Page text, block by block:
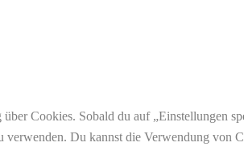
Cookies. Sobald du auf „Einstellungen
Du kannst die Verwendung von